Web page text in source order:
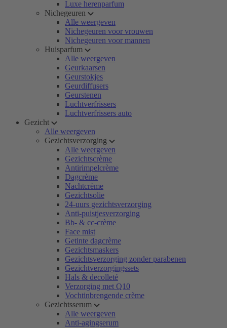
Luxe herenparfum
Nichegeuren
Alle weergeven
Nichegeuren voor vrouwen
Nichegeuren voor mannen
Huisparfum
Alle weergeven
Geurkaarsen
Geurstokjes
Geurdiffusers
Geurstenen
Luchtverfrissers
Luchtverfrissers auto
Gezicht
Alle weergeven
Gezichtsverzorging
Alle weergeven
Gezichtscrème
Antirimpelcrème
Dagcrème
Nachtcrème
Gezichtsolie
24-uurs gezichtsverzorging
Anti-puistjesverzorging
Bb- & cc-crème
Face mist
Getinte dagcrème
Gezichtsmaskers
Gezichtsverzorging zonder parabenen
Gezichtverzorgingssets
Hals & decolleté
Verzorging met Q10
Vochtinbrengende crème
Gezichtsserum
Alle weergeven
Anti-agingserum